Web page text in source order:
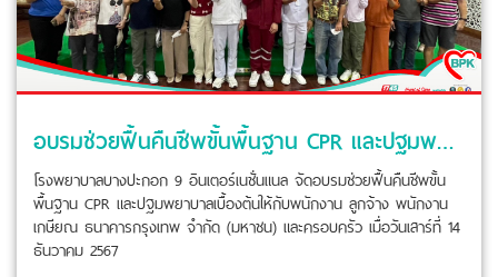
อบรมช่วยฟื้นคืนชีพขั้นพื้นฐาน CPR และปฐมพยาบาลเบื้องต้นให้กับพนักงาน ลูกจ้าง พนักงานเกษียณ ธนาคารกรุงเทพ จำกัด (มหาชน) และครอบครัว
โรงพยาบาลบางปะกอก 9 อินเตอร์เนชั่นแนล จัดอบรมช่วยฟื้นคืนชีพขั้น
พื้นฐาน CPR และปฐมพยาบาลเบื้องต้นให้กับพนักงาน ลูกจ้าง พนักงาน
เกษียณ ธนาคารกรุงเทพ จำกัด (มหาชน) และครอบครัว เมื่อวันเสาร์ที่ 14
ธันวาคม 2567